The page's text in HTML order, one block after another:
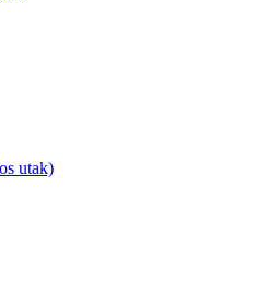
utak)